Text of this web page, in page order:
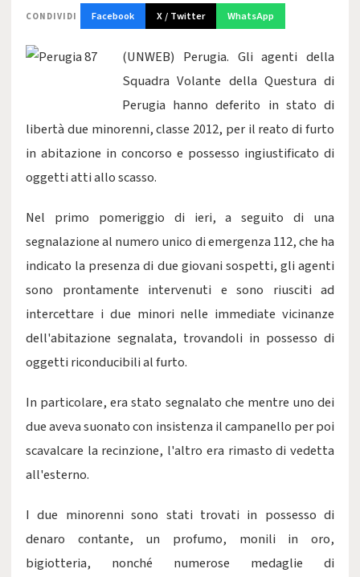
CONDIVIDI Facebook X / Twitter WhatsApp
(UNWEB) Perugia. Gli agenti della
Squadra Volante della Questura di
Perugia hanno deferito in stato di
libertà due minorenni, classe 2012, per il reato di furto
in abitazione in concorso e possesso ingiustificato di
oggetti atti allo scasso.
Nel primo pomeriggio di ieri, a seguito di una
segnalazione al numero unico di emergenza 112, che ha
indicato la presenza di due giovani sospetti, gli agenti
sono prontamente intervenuti e sono riusciti ad
intercettare i due minori nelle immediate vicinanze
dell'abitazione segnalata, trovandoli in possesso di
oggetti riconducibili al furto.
In particolare, era stato segnalato che mentre uno dei
due aveva suonato con insistenza il campanello per poi
scavalcare la recinzione, l'altro era rimasto di vedetta
all'esterno.
I due minorenni sono stati trovati in possesso di
denaro contante, un profumo, monili in oro,
bigiotteria, nonché numerose medaglie di